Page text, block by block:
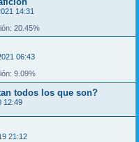
14:31
20.45%
06:43
9.09%
todos los que son?
12:49
21:12